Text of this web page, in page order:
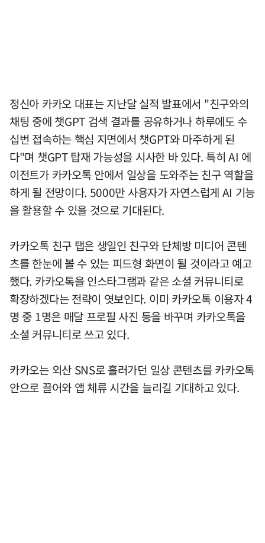
정신아 카카오 대표는 지난달 실적 발표에서 "친구와의
채팅 중에 챗GPT 검색 결과를 공유하거나 하루에도 수
십번 접속하는 핵심 지면에서 챗GPT와 마주하게 된
다"며 챗GPT 탑재 가능성을 시사한 바 있다. 특히 AI 에
이전트가 카카오톡 안에서 일상을 도와주는 친구 역할을
하게 될 전망이다. 5000만 사용자가 자연스럽게 AI 기능
을 활용할 수 있을 것으로 기대된다.
카카오톡 친구 탭은 생일인 친구와 단체방 미디어 콘텐
츠를 한눈에 볼 수 있는 피드형 화면이 될 것이라고 예고
했다. 카카오톡을 인스타그램과 같은 소셜 커뮤니티로
확장하겠다는 전략이 엿보인다. 이미 카카오톡 이용자 4
명 중 1명은 매달 프로필 사진 등을 바꾸며 카카오톡을
소셜 커뮤니티로 쓰고 있다.
카카오는 외산 SNS로 흘러가던 일상 콘텐츠를 카카오톡
안으로 끌어와 앱 체류 시간을 늘리길 기대하고 있다.